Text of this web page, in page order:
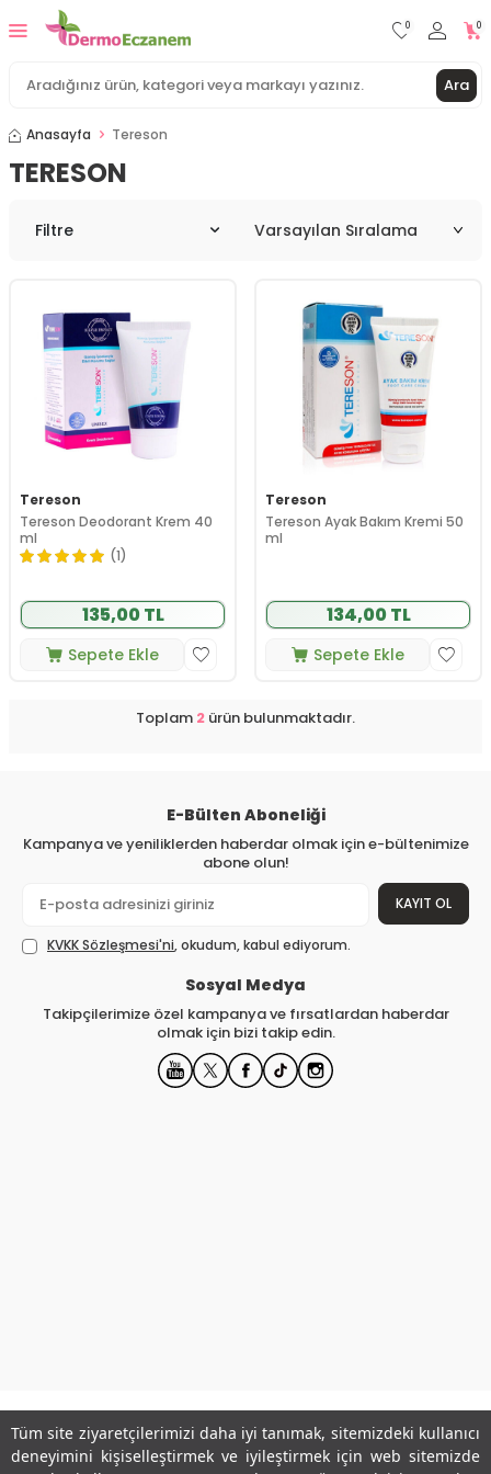
Tüm site ziyaretçilerimizi daha iyi tanımak, sitemizdeki kullanıcı
deneyimini kişiselleştirmek ve iyileştirmek için web sitemizde
Ara
0 0
Anasayfa Tereson
TERESON
Filtre
Tereson
Tereson Deodorant Krem 40
ml
(1)
135,00 TL
Sepete Ekle
Tereson
Tereson Ayak Bakım Kremi 50
ml
134,00 TL
Sepete Ekle
Toplam 2 ürün bulunmaktadır.
E-Bülten Aboneliği
Kampanya ve yeniliklerden haberdar olmak için e-bültenimize
abone olun!
KAYIT OL
KVKK Sözleşmesi'ni, okudum, kabul ediyorum.
Sosyal Medya
Takipçilerimize özel kampanya ve fırsatlardan haberdar
olmak için bizi takip edin.
Kurumsal